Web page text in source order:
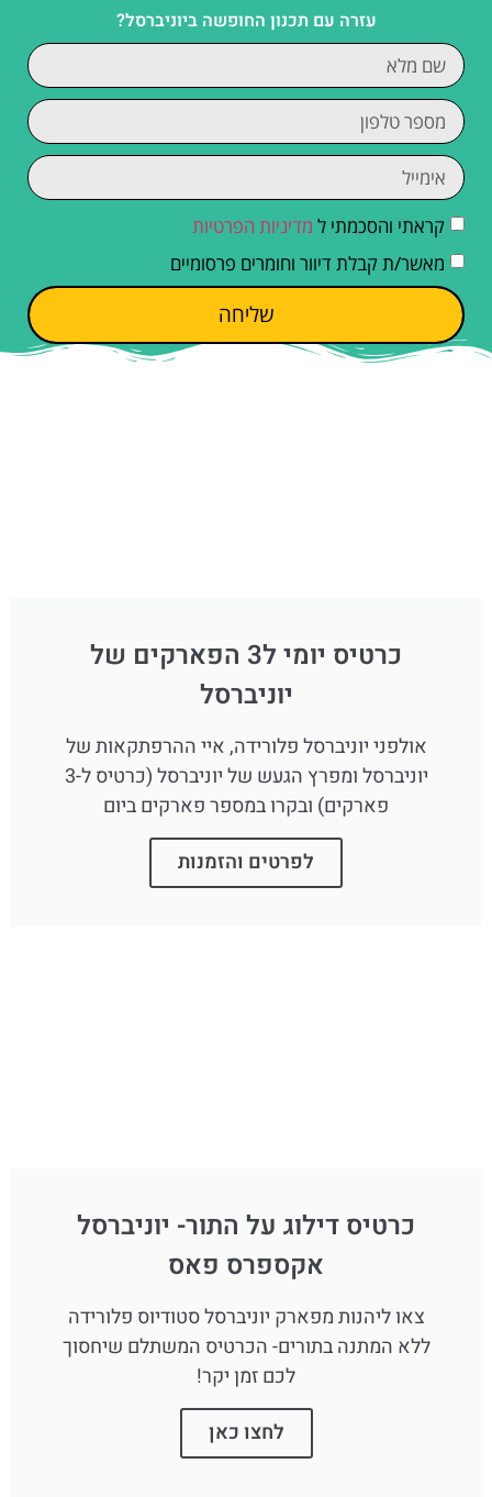
עזרה עם תכנון החופשה ביוניברסל?
קראתי והסכמתי ל מדיניות הפרטיות
מאשר/ת קבלת דיוור וחומרים פרסומיים
שליחה
כרטיס יומי ל3 הפארקים של
יוניברסל
אולפני יוניברסל פלורידה, איי ההרפתקאות של
יוניברסל ומפרץ הגעש של יוניברסל (כרטיס ל-3
פארקים) ובקרו במספר פארקים ביום
לפרטים והזמנות
כרטיס דילוג על התור- יוניברסל
אקספרס פאס
צאו ליהנות מפארק יוניברסל סטודיוס פלורידה
ללא המתנה בתורים- הכרטיס המשתלם שיחסוך
לכם זמן יקר!
לחצו כאן